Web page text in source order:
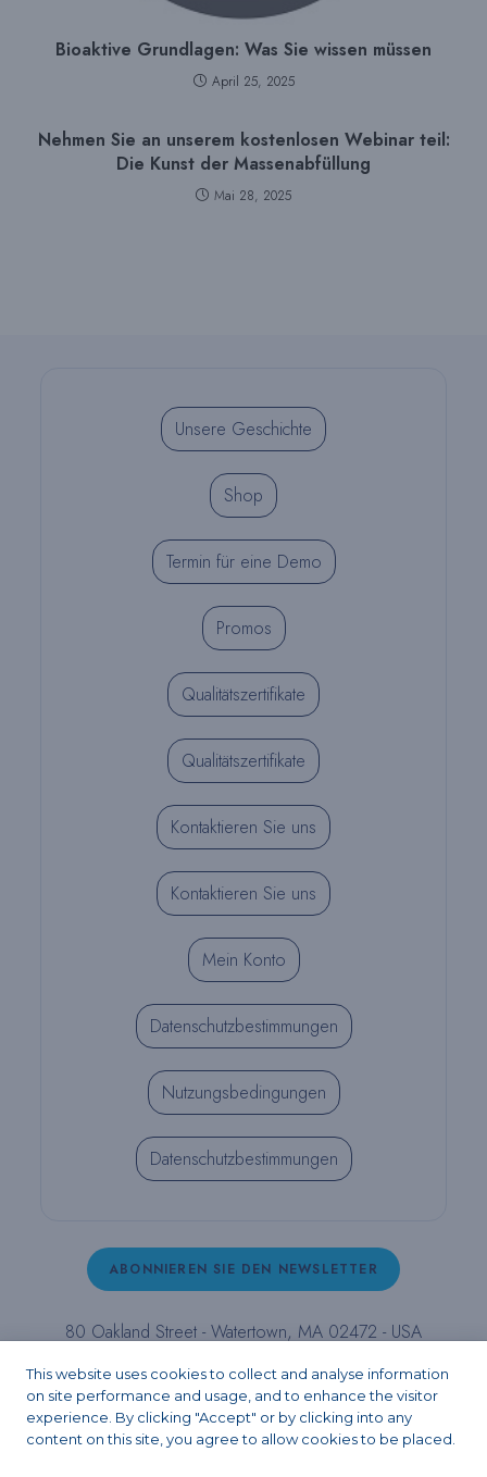
Bioaktive Grundlagen: Was Sie wissen müssen
April 25, 2025
Nehmen Sie an unserem kostenlosen Webinar teil:
Die Kunst der Massenabfüllung
Mai 28, 2025
Unsere Geschichte
Shop
Termin für eine Demo
Promos
Qualitätszertifikate
Qualitätszertifikate
Kontaktieren Sie uns
Kontaktieren Sie uns
Mein Konto
Datenschutzbestimmungen
Nutzungsbedingungen
Datenschutzbestimmungen
ABONNIEREN SIE DEN NEWSLETTER
80 Oakland Street - Watertown, MA 02472 - USA
T (800) 343-4342 - T (617) 926-6666 - F (617) 926-
6262 -contact@pulpdent.com
FacebookInstagramLinkedIn
X YouTube
This website uses cookies to collect and analyse information
on site performance and usage, and to enhance the visitor
experience. By clicking "Accept" or by clicking into any
content on this site, you agree to allow cookies to be placed.